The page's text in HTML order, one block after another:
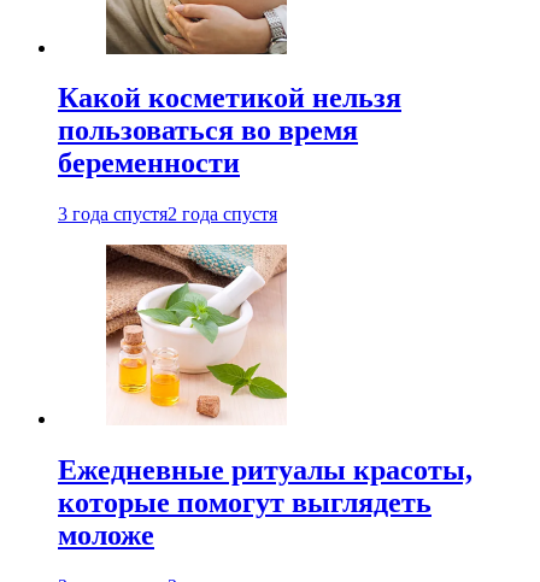
Какой косметикой нельзя
пользоваться во время
беременности
3 года спустя2 года спустя
Ежедневные ритуалы красоты,
которые помогут выглядеть
моложе